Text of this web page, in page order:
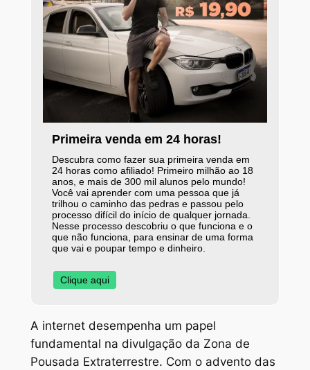
Primeira venda em 24 horas!
Descubra como fazer sua primeira venda em
24 horas como afiliado! Primeiro milhão ao 18
anos, e mais de 300 mil alunos pelo mundo!
Você vai aprender com uma pessoa que já
trilhou o caminho das pedras e passou pelo
processo difícil do início de qualquer jornada.
Nesse processo descobriu o que funciona e o
que não funciona, para ensinar de uma forma
que vai e poupar tempo e dinheiro.
Clique aqui
A internet desempenha um papel
fundamental na divulgação da Zona de
Pousada Extraterrestre. Com o advento das